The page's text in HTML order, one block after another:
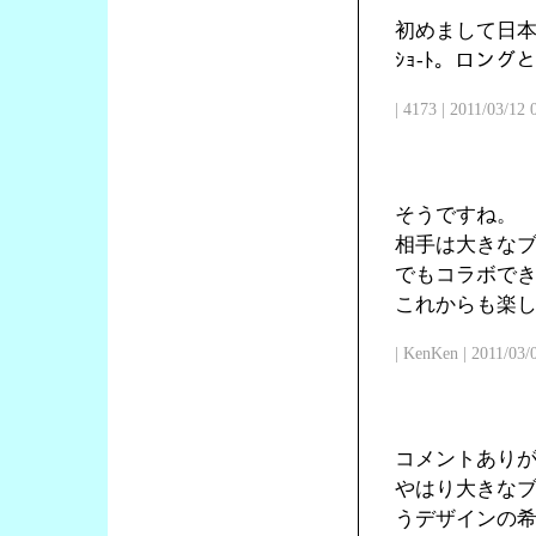
初めまして日
ｼｮ-ﾄ。ロング
| 4173 | 2011/03/12
そうですね。
相手は大きな
でもコラボで
これからも楽
| KenKen | 2011/
コメントあり
やはり大きな
うデザインの